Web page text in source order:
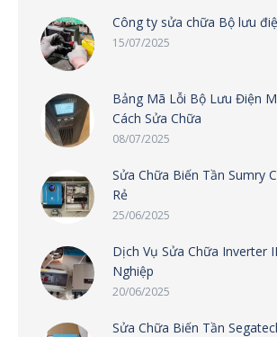
Công ty sửa chữa Bộ lưu
15/07/2025
Bảng Mã Lỗi Bộ Lưu Điện
Cách Sửa Chữa
08/07/2025
Sửa Chữa Biến Tần Sumry
Rẻ
25/06/2025
Dịch Vụ Sửa Chữa Inverter
Nghiệp
20/06/2025
Sửa Chữa Biến Tần